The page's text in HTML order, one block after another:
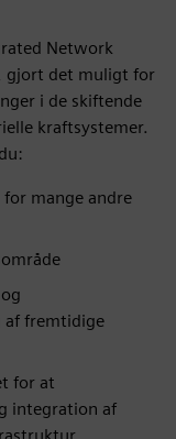
Network
gjort det muligt for
i de skiftende
kraftsystemer.
mange andre
af fremtidige
for at
integration af